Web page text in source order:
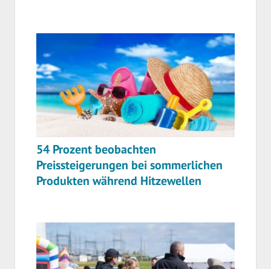
54 Prozent beobachten
Preissteigerungen bei sommerlichen
Produkten während Hitzewellen